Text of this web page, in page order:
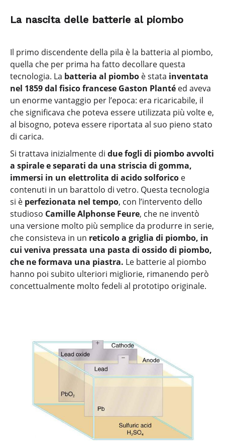
La nascita delle batterie al piombo
Il primo discendente della pila è la batteria al piombo,
quella che per prima ha fatto decollare questa
tecnologia. La batteria al piombo è stata inventata
nel 1859 dal fisico francese Gaston Planté ed aveva
un enorme vantaggio per l’epoca: era ricaricabile, il
che significava che poteva essere utilizzata più volte e,
al bisogno, poteva essere riportata al suo pieno stato
di carica.
Si trattava inizialmente di due fogli di piombo avvolti
a spirale e separati da una striscia di gomma,
immersi in un elettrolita di acido solforico e
contenuti in un barattolo di vetro. Questa tecnologia
si è perfezionata nel tempo, con l’intervento dello
studioso Camille Alphonse Feure, che ne inventò
una versione molto più semplice da produrre in serie,
che consisteva in un reticolo a griglia di piombo, in
cui veniva pressata una pasta di ossido di piombo,
che ne formava una piastra. Le batterie al piombo
hanno poi subito ulteriori migliorie, rimanendo però
concettualmente molto fedeli al prototipo originale.